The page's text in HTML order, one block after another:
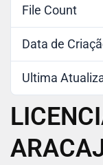
File Count
Data de
Ultima